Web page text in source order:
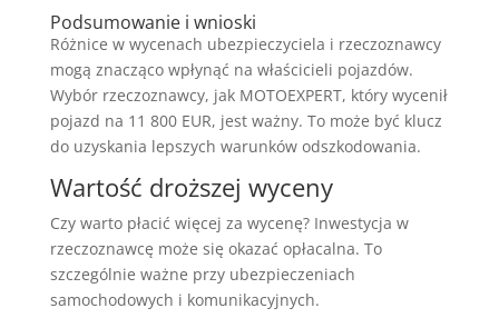
Podsumowanie i wnioski
Różnice w wycenach ubezpieczyciela i rzeczoznawcy
mogą znacząco wpłynąć na właścicieli pojazdów.
Wybór rzeczoznawcy, jak MOTOEXPERT, który wycenił
pojazd na 11 800 EUR, jest ważny. To może być klucz
do uzyskania lepszych warunków odszkodowania.
Wartość droższej wyceny
Czy warto płacić więcej za wycenę? Inwestycja w
rzeczoznawcę może się okazać opłacalna. To
szczególnie ważne przy ubezpieczeniach
samochodowych i komunikacyjnych.